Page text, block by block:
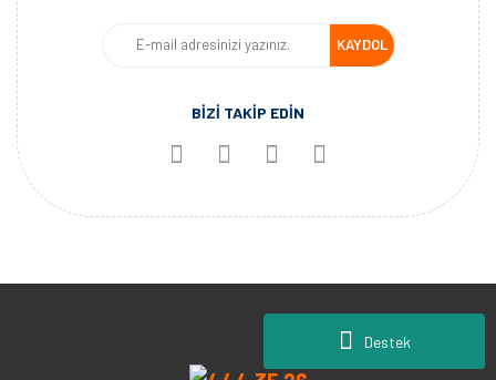
Destek
KAYDOL
BİZİ TAKİP EDİN